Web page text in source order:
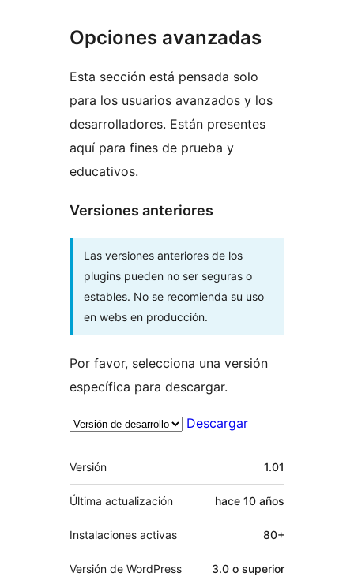
Opciones avanzadas
Esta sección está pensada solo
para los usuarios avanzados y los
desarrolladores. Están presentes
aquí para fines de prueba y
educativos.
Versiones anteriores
Las versiones anteriores de los
plugins pueden no ser seguras o
estables. No se recomienda su uso
en webs en producción.
Por favor, selecciona una versión
específica para descargar.
Descargar
Meta
Versión 1.01
Última actualización hace 10 años
Instalaciones activas 80+
Versión de WordPress 3.0 o superior